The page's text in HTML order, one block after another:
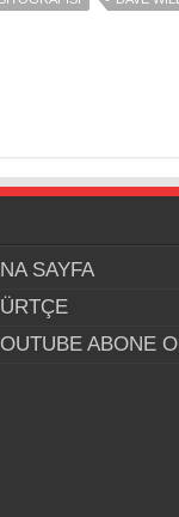
SAYFA
ABONE